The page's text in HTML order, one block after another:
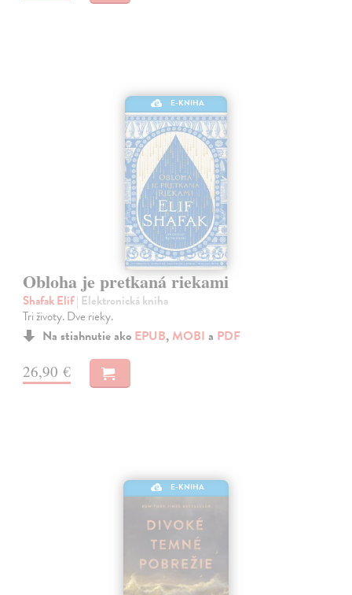
E-KNIHA
Obloha je pretkaná riekami
Shafak Elif| Elektronická kniha
Tri životy. Dve rieky.
Na stiahnutie ako EPUB, MOBI a PDF
26,90 €
E-KNIHA